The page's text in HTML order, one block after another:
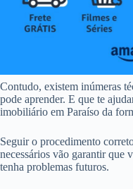
Contudo, existem inúmeras
pode aprender. E que te
imobiliário em Paraíso da
Seguir o procedimento
necessários vão garantir que
tenha problemas futuros.